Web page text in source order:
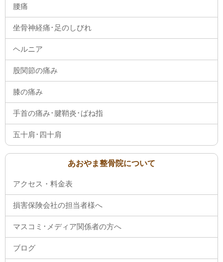
腰痛
坐骨神経痛･足のしびれ
ヘルニア
股関節の痛み
膝の痛み
手首の痛み･腱鞘炎･ばね指
五十肩･四十肩
あおやま整骨院について
アクセス・料金表
損害保険会社の担当者様へ
マスコミ･メディア関係者の方へ
ブログ